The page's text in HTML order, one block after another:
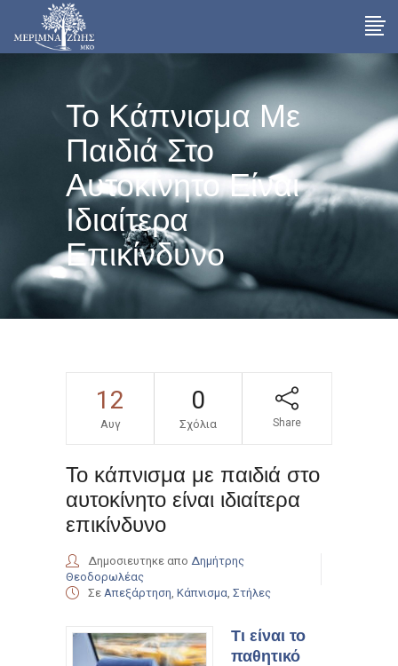
Το Κάπνισμα Με
Παιδιά Στο
Αυτοκίνητο Είναι
Ιδιαίτερα
Επικίνδυνο
12
Αυγ
0
Σχόλια Share
Το κάπνισμα με παιδιά στο
αυτοκίνητο είναι ιδιαίτερα
επικίνδυνο
Δημοσιευτηκε απο Δημήτρης
Θεοδορωλέας
Σε Απεξάρτηση Κάπνισμα Στήλες
Tι είναι το
παθητικό